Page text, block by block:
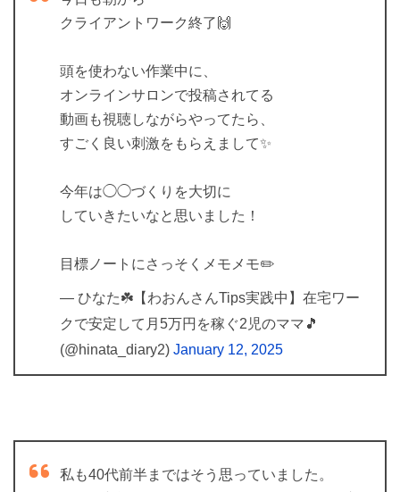
クライアントワーク終了🙌
頭を使わない作業中に、
オンラインサロンで投稿されてる
動画も視聴しながらやってたら、
すごく良い刺激をもらえまして✨
今年は◯◯づくりを大切に
していきたいなと思いました！
目標ノートにさっそくメモメモ✏️
— ひなた☘️【わおんさんTips実践中】在宅ワー
クで安定して月5万円を稼ぐ2児のママ🎵
(@hinata_diary2) January 12, 2025
私も40代前半まではそう思っていました。